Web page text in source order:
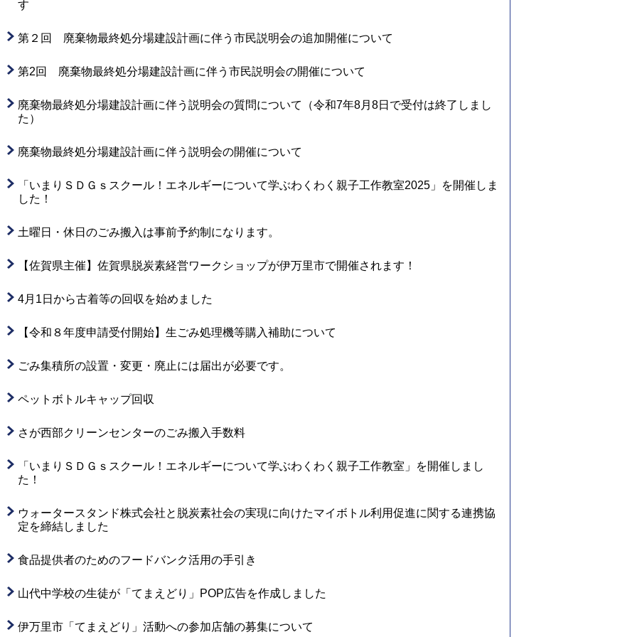
す
第２回 廃棄物最終処分場建設計画に伴う市民説明会の追加開催について
第2回 廃棄物最終処分場建設計画に伴う市民説明会の開催について
廃棄物最終処分場建設計画に伴う説明会の質問について（令和7年8月8日で受付は終了しまし
た）
廃棄物最終処分場建設計画に伴う説明会の開催について
「いまりＳＤＧｓスクール！エネルギーについて学ぶわくわく親子工作教室2025」を開催しま
した！
土曜日・休日のごみ搬入は事前予約制になります。
【佐賀県主催】佐賀県脱炭素経営ワークショップが伊万里市で開催されます！
4月1日から古着等の回収を始めました
【令和８年度申請受付開始】生ごみ処理機等購入補助について
ごみ集積所の設置・変更・廃止には届出が必要です。
ペットボトルキャップ回収
さが西部クリーンセンターのごみ搬入手数料
「いまりＳＤＧｓスクール！エネルギーについて学ぶわくわく親子工作教室」を開催しまし
た！
ウォータースタンド株式会社と脱炭素社会の実現に向けたマイボトル利用促進に関する連携協
定を締結しました
食品提供者のためのフードバンク活用の手引き
山代中学校の生徒が「てまえどり」POP広告を作成しました
伊万里市「てまえどり」活動への参加店舗の募集について